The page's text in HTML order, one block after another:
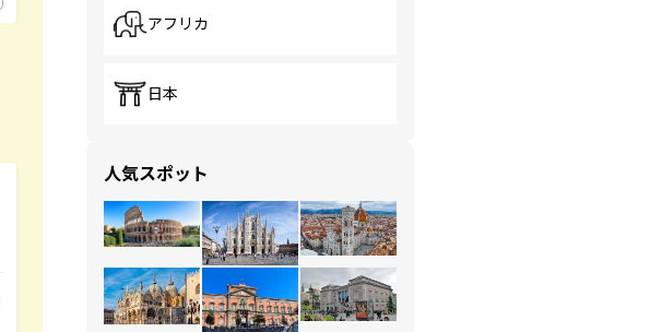
アフリカ
日本
人気スポット